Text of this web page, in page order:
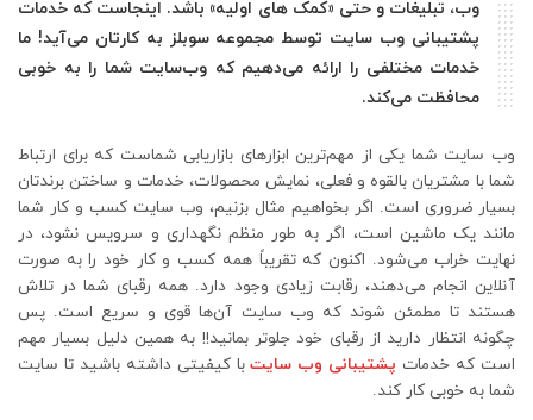
وب، تبلیغات و حتی «کمک های اولیه» باشد. اینجاست که خدمات
پشتیبانی وب سایت توسط مجموعه سوبلز به کارتان می‌آید! ما
خدمات مختلفی را ارائه می‌دهیم که وب‌سایت شما را به خوبی
محافظت می‌کند.
وب سایت شما یکی از مهم‌ترین ابزارهای بازاریابی شماست که برای ارتباط
شما با مشتریان بالقوه و فعلی، نمایش محصولات، خدمات و ساختن برندتان
بسیار ضروری است. اگر بخواهیم مثال بزنیم، وب سایت کسب و کار شما
مانند یک ماشین است، اگر به طور منظم نگهداری و سرویس نشود، در
نهایت خراب می‌شود. اکنون که تقریباً همه کسب و کار خود را به صورت
آنلاین انجام می‌دهند، رقابت زیادی وجود دارد. همه رقبای شما در تلاش
هستند تا مطمئن شوند که وب سایت آن‌ها قوی و سریع است. پس
چگونه انتظار دارید از رقبای خود جلوتر بمانید!! به همین دلیل بسیار مهم
است که خدمات پشتیبانی وب سایتبا کیفیتی داشته باشید تا سایت
شما به خوبی کار کند.